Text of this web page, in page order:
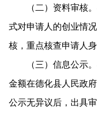
（二）资料审核。
式对申请人的创业情
核，重点核查申请人
（三）信息公示。
金额在德化县人民政
公示无异议后，出具